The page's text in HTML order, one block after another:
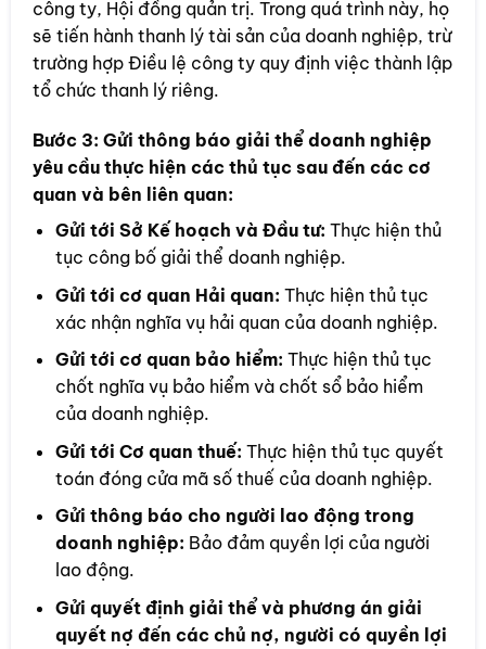
công ty, Hội đồng quản trị. Trong quá trình này, họ
sẽ tiến hành thanh lý tài sản của doanh nghiệp, trừ
trường hợp Điều lệ công ty quy định việc thành lập
tổ chức thanh lý riêng.
Bước 3: Gửi thông báo giải thể doanh nghiệp
yêu cầu thực hiện các thủ tục sau đến các cơ
quan và bên liên quan:
Gửi tới Sở Kế hoạch và Đầu tư: Thực hiện thủ
tục công bố giải thể doanh nghiệp.
Gửi tới cơ quan Hải quan: Thực hiện thủ tục
xác nhận nghĩa vụ hải quan của doanh nghiệp.
Gửi tới cơ quan bảo hiểm: Thực hiện thủ tục
chốt nghĩa vụ bảo hiểm và chốt sổ bảo hiểm
của doanh nghiệp.
Gửi tới Cơ quan thuế: Thực hiện thủ tục quyết
toán đóng cửa mã số thuế của doanh nghiệp.
Gửi thông báo cho người lao động trong
doanh nghiệp: Bảo đảm quyền lợi của người
lao động.
Gửi quyết định giải thể và phương án giải
quyết nợ đến các chủ nợ, người có quyền lợi